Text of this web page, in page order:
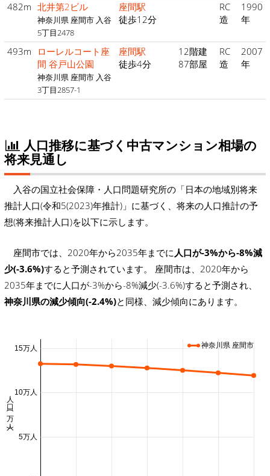
482m 北井第2ビル
神奈川県 座間市 入谷
5丁目2478
座間駅
徒歩12分
RC
造
1990
年
493m
ローレルコート座
間 谷戸山公園
神奈川県 座間市 入谷
3丁目2857-1
座間駅
徒歩4分
12階建
87部屋
RC
造
2007
年
人口推移に基づく中古マンション相場の
将来見通し
入谷の国立社会保障・人口問題研究所の「日本の地域別将来
推計人口(令和5(2023)年推計)」に基づく、将来の人口推計の予
想(将来推計人口)を以下に示します。
座間市では、2020年から2035年までに 人口が-3%から-8%減
少(-3.6%)すると予測されています。 座間市は、2020年から
2035年までに人口が-3%から-8%減少(-3.6%)すると予測され、
神奈川県の減少傾向(-2.4%)と同様、減少傾向にあります。
5万人
10万人
15万人
人口 (万人)
神奈川県 座間市